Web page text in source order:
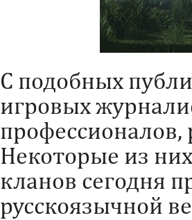
С подобных
игровых
Некоторые из
кланов сегодня
русскоязычной